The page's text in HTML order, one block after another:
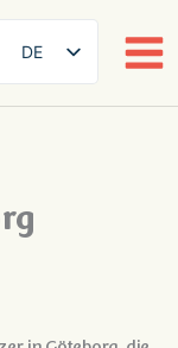
DE
ES